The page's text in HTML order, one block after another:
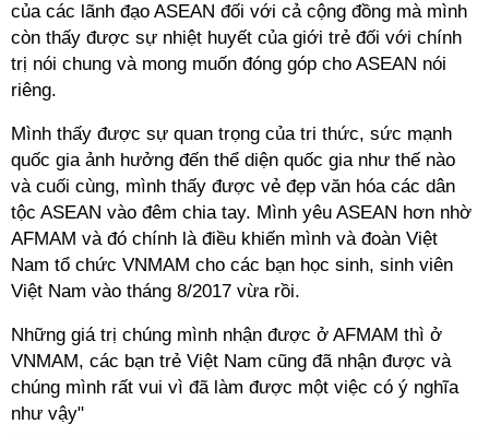
của các lãnh đạo ASEAN đối với cả cộng đồng mà mình
còn thấy được sự nhiệt huyết của giới trẻ đối với chính
trị nói chung và mong muốn đóng góp cho ASEAN nói
riêng.
Mình thấy được sự quan trọng của tri thức, sức mạnh
quốc gia ảnh hưởng đến thể diện quốc gia như thế nào
và cuối cùng, mình thấy được vẻ đẹp văn hóa các dân
tộc ASEAN vào đêm chia tay. Mình yêu ASEAN hơn nhờ
AFMAM và đó chính là điều khiến mình và đoàn Việt
Nam tổ chức VNMAM cho các bạn học sinh, sinh viên
Việt Nam vào tháng 8/2017 vừa rồi.
Những giá trị chúng mình nhận được ở AFMAM thì ở
VNMAM, các bạn trẻ Việt Nam cũng đã nhận được và
chúng mình rất vui vì đã làm được một việc có ý nghĩa
như vậy"